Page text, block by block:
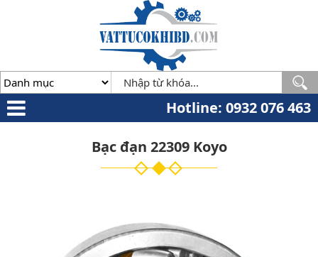
Hotline: 0932 076 463
Bạc đạn 22309 Koyo
076
463